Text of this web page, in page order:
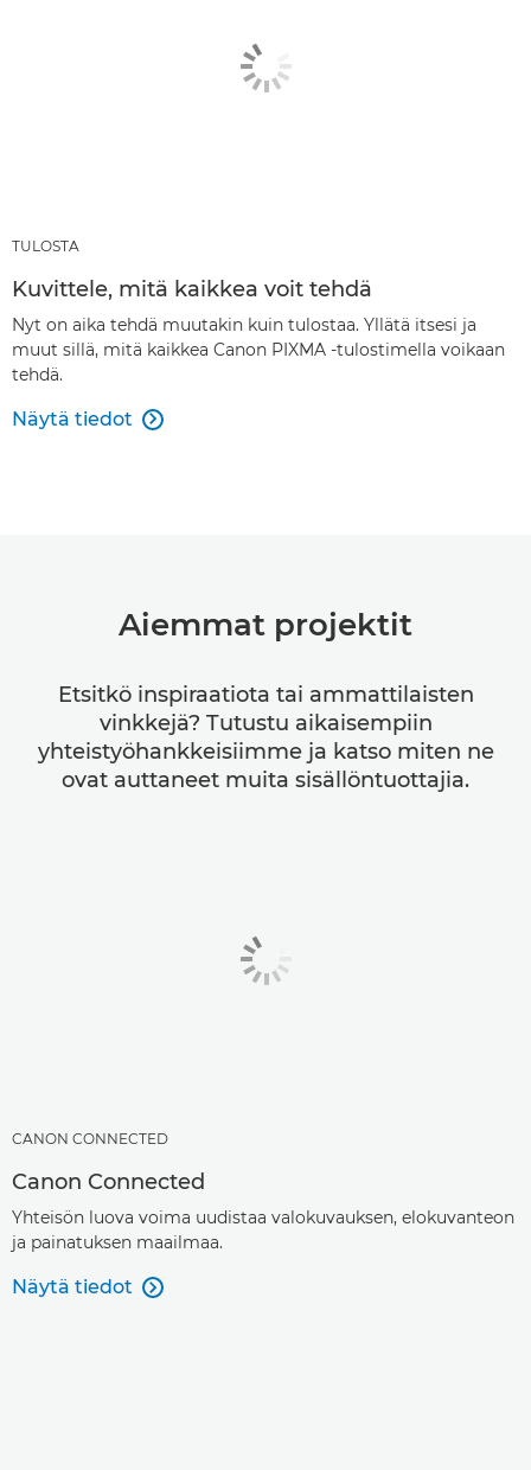
TULOSTA
Kuvittele, mitä kaikkea voit tehdä
Nyt on aika tehdä muutakin kuin tulostaa. Yllätä itsesi ja
muut sillä, mitä kaikkea Canon PIXMA -tulostimella voikaan
tehdä.
Näytä tiedot 
Aiemmat projektit
Etsitkö inspiraatiota tai ammattilaisten
vinkkejä? Tutustu aikaisempiin
yhteistyöhankkeisiimme ja katso miten ne
ovat auttaneet muita sisällöntuottajia.
CANON CONNECTED
Canon Connected
Yhteisön luova voima uudistaa valokuvauksen, elokuvanteon
ja painatuksen maailmaa.
Näytä tiedot 